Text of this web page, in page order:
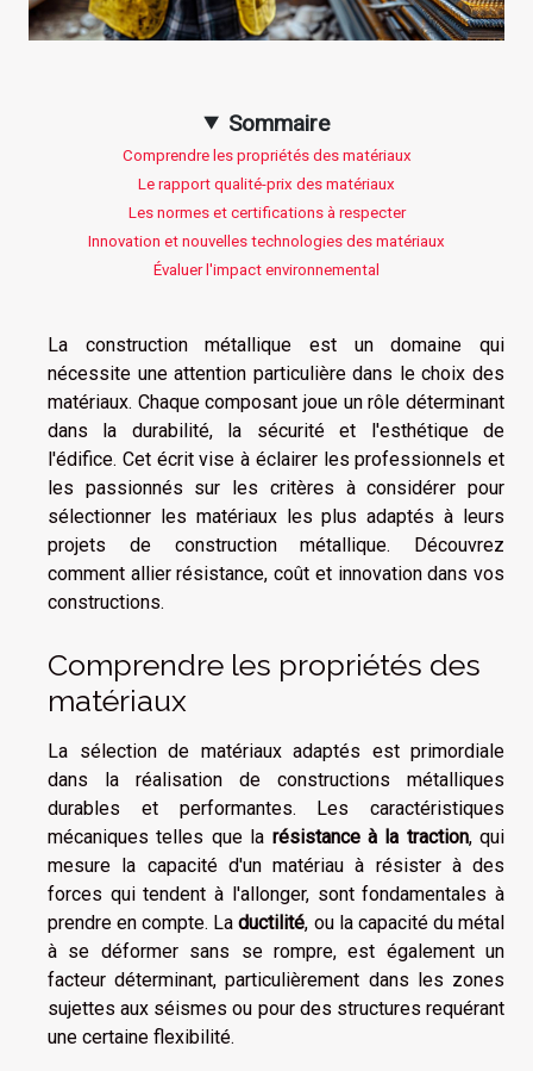
Sommaire
Comprendre les propriétés des matériaux
Le rapport qualité-prix des matériaux
Les normes et certifications à respecter
Innovation et nouvelles technologies des matériaux
Évaluer l'impact environnemental
La construction métallique est un domaine qui
nécessite une attention particulière dans le choix des
matériaux. Chaque composant joue un rôle déterminant
dans la durabilité, la sécurité et l'esthétique de
l'édifice. Cet écrit vise à éclairer les professionnels et
les passionnés sur les critères à considérer pour
sélectionner les matériaux les plus adaptés à leurs
projets de construction métallique. Découvrez
comment allier résistance, coût et innovation dans vos
constructions.
Comprendre les propriétés des
matériaux
La sélection de matériaux adaptés est primordiale
dans la réalisation de constructions métalliques
durables et performantes. Les caractéristiques
mécaniques telles que la résistance à la traction, qui
mesure la capacité d'un matériau à résister à des
forces qui tendent à l'allonger, sont fondamentales à
prendre en compte. Laductilité, ou la capacité du métal
à se déformer sans se rompre, est également un
facteur déterminant, particulièrement dans les zones
sujettes aux séismes ou pour des structures requérant
une certaine flexibilité.